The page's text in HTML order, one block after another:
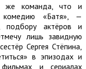
же команда, что и
«Батя», —
подбору актёров и
лишь завидную
Сергея Стёпина,
в эпизодах и
и сериалах